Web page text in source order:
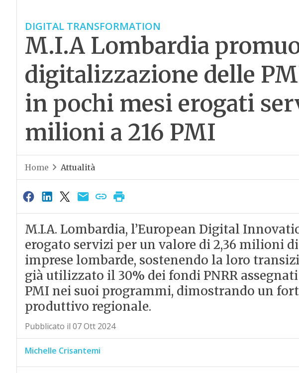
DIGITAL TRANSFORMATION
M.I.A Lombardia
digitalizzazione delle
in pochi mesi erogati
milioni a 216 PMI
Home Attualità
M.I.A. Lombardia, l’European Digital
erogato servizi per un valore di 2,36 milioni
imprese lombarde, sostenendo la loro
già utilizzato il 30% dei fondi PNRR
PMI nei suoi programmi, dimostrando un
produttivo regionale.
Pubblicato il 07 Ott 2024
Michelle Crisantemi